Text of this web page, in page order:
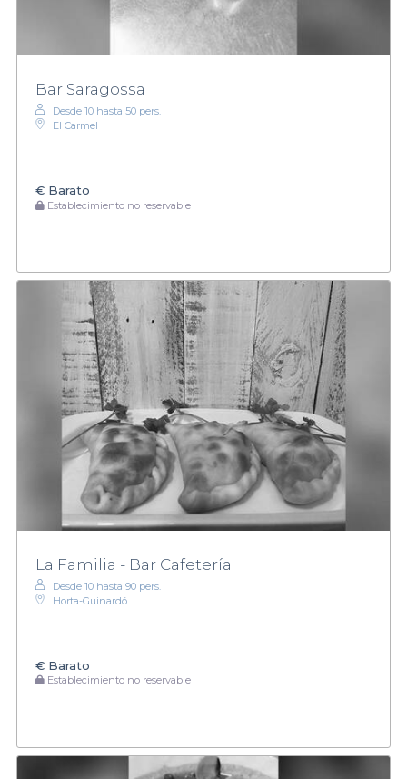
Bar Saragossa
Desde 10 hasta 50 pers.
El Carmel
€ Barato
Establecimiento no reservable
La Familia - Bar Cafetería
Desde 10 hasta 90 pers.
Horta-Guinardó
€ Barato
Establecimiento no reservable